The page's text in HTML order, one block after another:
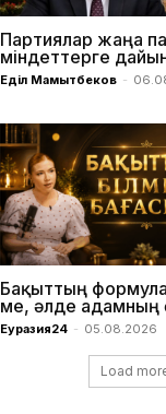
Партиялар жаңа
міндеттерге
Еділ Мамытбеков -
Бақыттың
ме, әлде адамның
Еуразия24 - 05.08.2026
Load